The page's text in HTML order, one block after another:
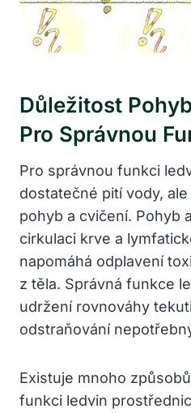
Důležitost
Pro Správnou
Pro správnou funkci
dostatečné pití vody,
pohyb a cvičení. Pohyb
cirkulaci krve a
napomáhá odplavení
z těla. Správná funkce
udržení rovnováhy
odstraňování
Existuje mnoho
funkci ledvin